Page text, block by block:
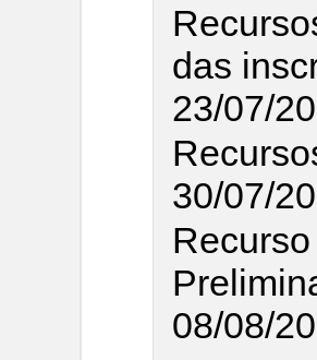
das
23/07/
30/07/
08/08/